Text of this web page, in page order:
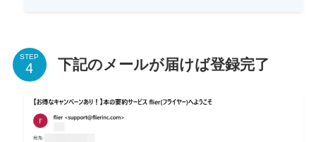
STEP 下記のメールが届けば登録完了